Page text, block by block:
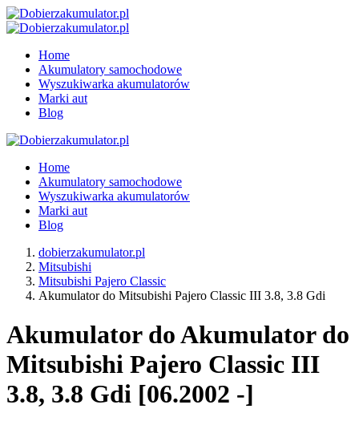
Home
Akumulatory samochodowe
Wyszukiwarka akumulatorów
Marki aut
Blog
Home
Akumulatory samochodowe
Wyszukiwarka akumulatorów
Marki aut
Blog
dobierzakumulator.pl
Mitsubishi
Mitsubishi Pajero Classic
Akumulator do Mitsubishi Pajero Classic III 3.8, 3.8 Gdi
Akumulator do Akumulator do
Mitsubishi Pajero Classic III
3.8, 3.8 Gdi [06.2002 -]